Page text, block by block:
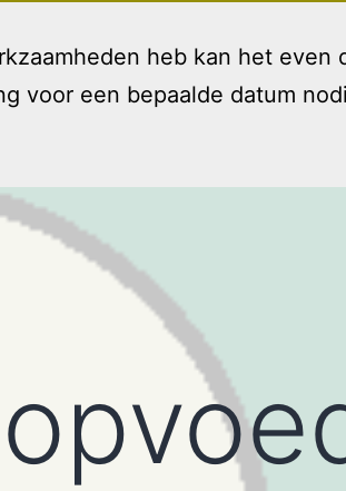
heb kan het
voor een bepaalde datum